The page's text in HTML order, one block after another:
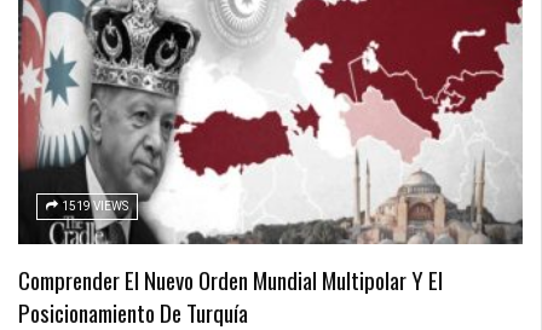
1519 VIEWS
Comprender El Nuevo Orden Mundial Multipolar Y El
Posicionamiento De Turquía